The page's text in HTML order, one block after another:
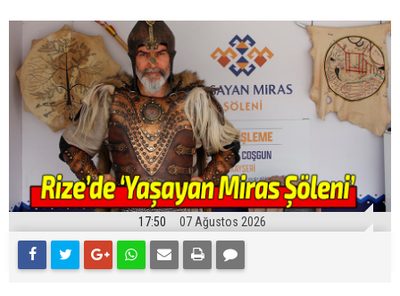
17:50 07 Ağustos 2026